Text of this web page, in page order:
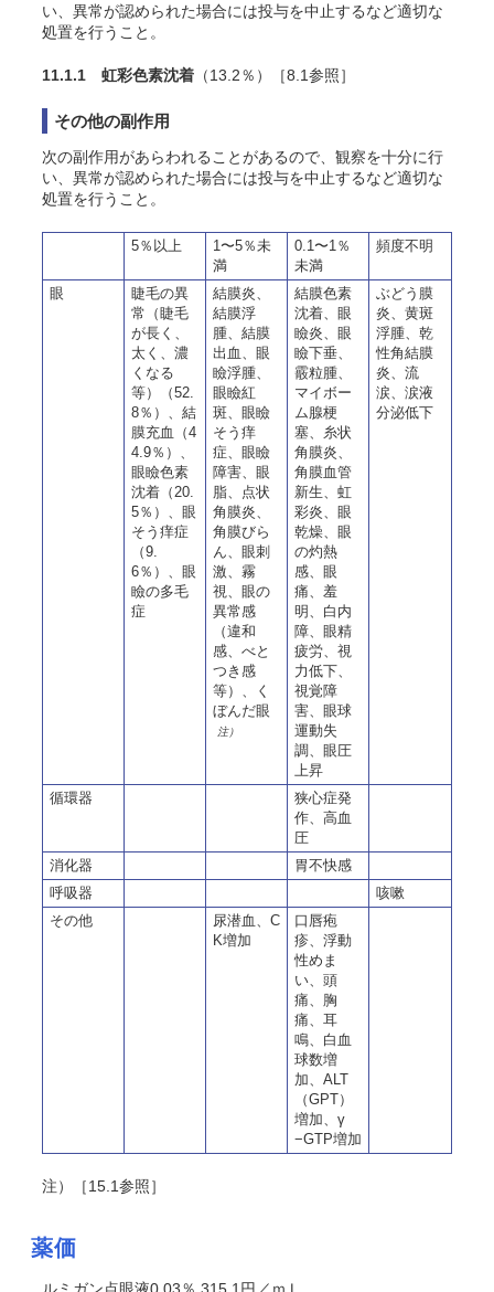
い、異常が認められた場合には投与を中止するなど適切な
処置を行うこと。
11.1.1 虹彩色素沈着 （13.2％）［8.1参照］
その他の副作用
次の副作用があらわれることがあるので、観察を十分に行
い、異常が認められた場合には投与を中止するなど適切な
処置を行うこと。
5％以上
1〜5％未
満
0.1〜1％
未満
頻度不明
眼
睫毛の異
常（睫毛
が長く、
太く、濃
くなる
等）（52.
8％）、結
膜充血（4
4.9％）、
眼瞼色素
沈着（20.
5％）、眼
そう痒症
（9.
6％）、眼
瞼の多毛
症
結膜炎、
結膜浮
腫、結膜
出血、眼
瞼浮腫、
眼瞼紅
斑、眼瞼
そう痒
症、眼瞼
障害、眼
脂、点状
角膜炎、
角膜びら
ん、眼刺
激、霧
視、眼の
異常感
（違和
感、べと
つき感
等）、く
ぼんだ眼
注）
結膜色素
沈着、眼
瞼炎、眼
瞼下垂、
霰粒腫、
マイボー
ム腺梗
塞、糸状
角膜炎、
角膜血管
新生、虹
彩炎、眼
乾燥、眼
の灼熱
感、眼
痛、羞
明、白内
障、眼精
疲労、視
力低下、
視覚障
害、眼球
運動失
調、眼圧
上昇
ぶどう膜
炎、黄斑
浮腫、乾
性角結膜
炎、流
涙、涙液
分泌低下
循環器
狭心症発
作、高血
圧
消化器
胃不快感
呼吸器
咳嗽
その他
尿潜血、C
K増加
口唇疱
疹、浮動
性めま
い、頭
痛、胸
痛、耳
鳴、白血
球数増
加、ALT
（GPT）
増加、γ
−GTP増加
注）［15.1参照］
薬価